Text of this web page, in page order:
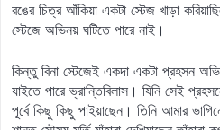
রঙের চিত্র আঁকিয়া একটা স্টেজ খাড়া
স্টেজে অভিনয় ঘটিতে পারে নাই।
কিন্তু বিনা স্টেজেই একদা একটা প্রহসন
যাইতে পারে ভ্রান্তিবিলাস। যিনি সেই
পূর্বে কিছু কিছু পাইয়াছেন। তিনি আমার